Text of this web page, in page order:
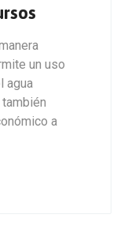
un uso
agua
a